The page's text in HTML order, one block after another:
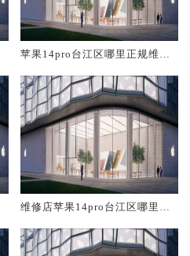
苹果14pro台江区哪里正规维修
维修店苹果14pro台江区哪里比